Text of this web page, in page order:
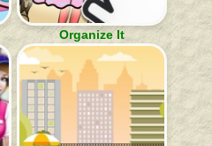
Organize It